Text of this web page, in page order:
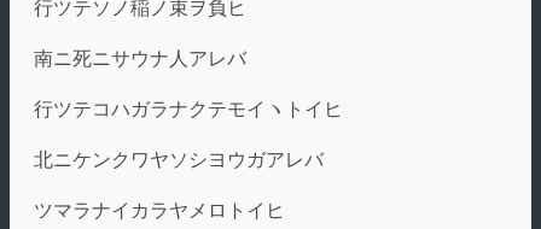
行ツテソノ稲ノ束ヲ負ヒ
南ニ死ニサウナ人アレバ
行ツテコハガラナクテモイヽトイヒ
北ニケンクワヤソシヨウガアレバ
ツマラナイカラヤメロトイヒ